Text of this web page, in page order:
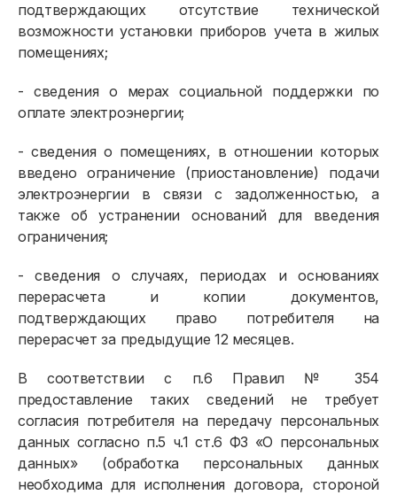
подтверждающих отсутствие технической
возможности установки приборов учета в жилых
помещениях;
- сведения о мерах социальной поддержки по
оплате электроэнергии;
- сведения о помещениях, в отношении которых
введено ограничение (приостановление) подачи
электроэнергии в связи с задолженностью, а
также об устранении оснований для введения
ограничения;
- сведения о случаях, периодах и основаниях
перерасчета и копии документов,
подтверждающих право потребителя на
перерасчет за предыдущие 12 месяцев.
В соответствии с п.6 Правил № 354
предоставление таких сведений не требует
согласия потребителя на передачу персональных
данных согласно п.5 ч.1 ст.6 ФЗ «О персональных
данных» (обработка персональных данных
необходима для исполнения договора, стороной